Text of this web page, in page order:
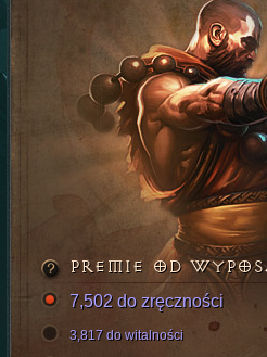
PREMIE OD
7,502 do zręczności
3,817 do witalności